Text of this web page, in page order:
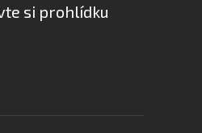
si prohlídku